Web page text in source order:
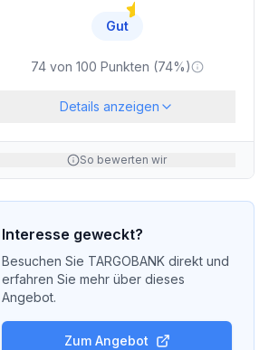
Gut
74von 100 Punkten (74%)
Details anzeigen
So bewerten wir
Interesse geweckt?
Besuchen Sie TARGOBANK direkt und
erfahren Sie mehr über dieses
Angebot.
Zum Angebot